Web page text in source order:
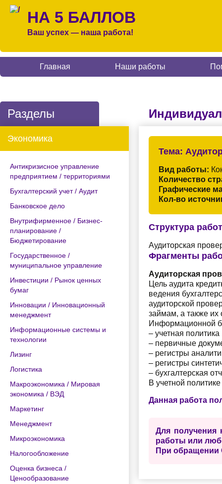
НА 5 БАЛЛОВ
Ваш успех — наша работа!
Главная Наши работы
Разделы
Экономика
Антикризисное управление
предприятием / территориями
Бухгалтерский учет / Аудит
Банковское дело
Внутрифирменное / Бизнес-
планирование /
Бюджетирование
Государственное /
муниципальное управление
Инвестиции / Рынок ценных
бумаг
Инновации / Инновационный
менеджмент
Информационные системы и
технологии
Лизинг
Логистика
Макроэкономика / Мировая
экономика / ВЭД
Маркетинг
Менеджмент
Микроэкономика
Налогообложение
Оценка бизнеса /
Ценообразование
Тема:
Вид работы:
Количество
Графические
Кол-во
Структура
Аудиторская
Фрагменты
Аудиторская
Цель аудита
ведения
аудиторской
займам, а также их
Информационной
– учетная
– первичные
– регистры
– регистры
– бухгалтерская
В учетной
Данная работа
Для получения
работы или
При обращении